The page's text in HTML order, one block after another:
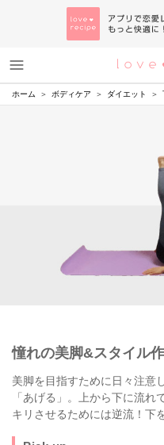
ホーム ボディケア ダイエット
憧れの美脚&スタイル
美脚を目指すために日々注意
「あげる」。上から下に流
キリさせるためには逆流！下